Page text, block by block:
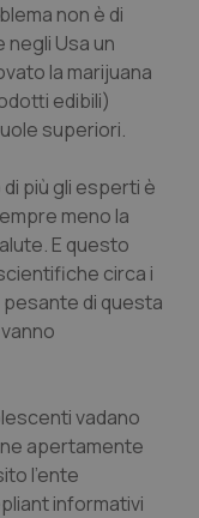
Ulcerosa
non è di
Usa un
la marijuana
edibili)
superiori.
più gli esperti è
meno la
E questo
circa i
di questa
vadano
apertamente
l’ente
informativi